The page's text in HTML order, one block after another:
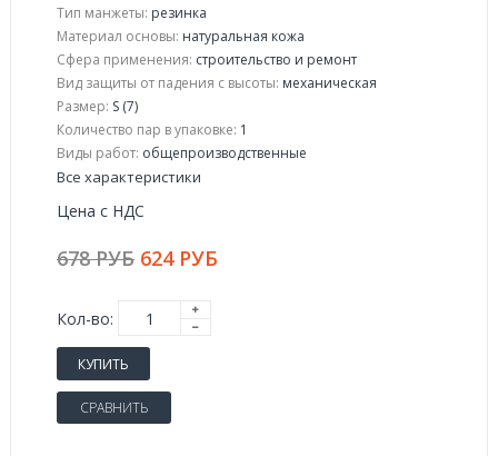
Тип манжеты: резинка
Материал основы: натуральная кожа
Сфера применения: строительство и ремонт
Вид защиты от падения с высоты: механическая
Размер: S (7)
Количество пар в упаковке: 1
Виды работ: общепроизводственные
Все характеристики
Цена с НДС
678 РУБ 624 РУБ
Кол-во:
КУПИТЬ
СРАВНИТЬ